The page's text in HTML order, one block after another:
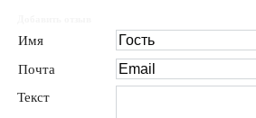
Имя
Почта
Текст